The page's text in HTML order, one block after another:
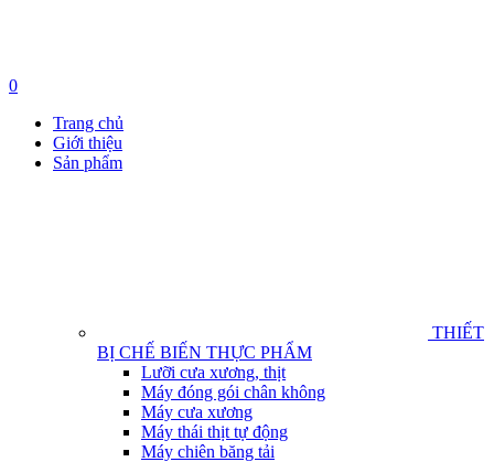
0
Trang chủ
Giới thiệu
Sản phẩm
THIẾT
BỊ CHẾ BIẾN THỰC PHẨM
Lưỡi cưa xương, thịt
Máy đóng gói chân không
Máy cưa xương
Máy thái thịt tự động
Máy chiên băng tải